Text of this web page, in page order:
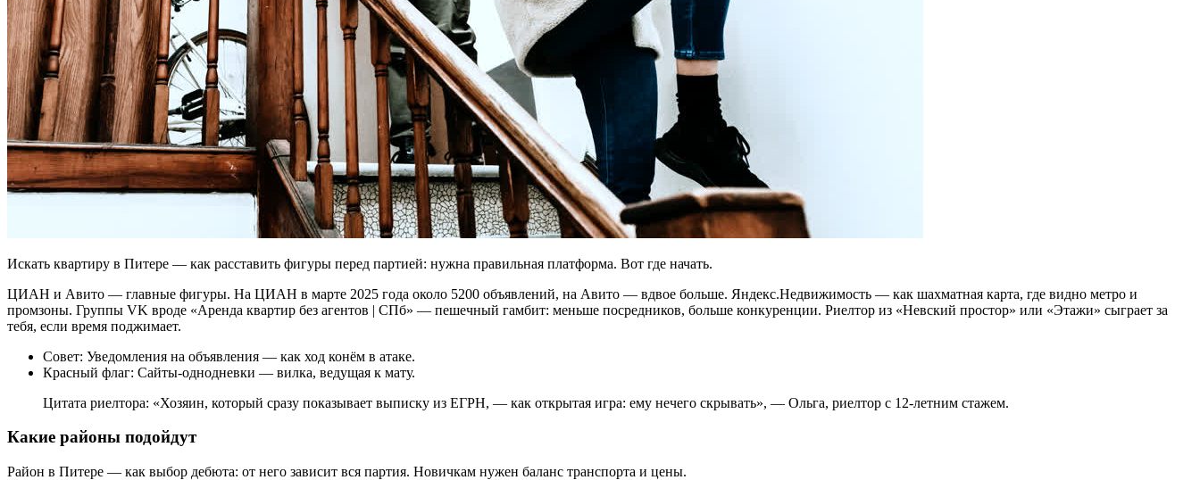
Искать квартиру в Питере — как расставить фигуры перед партией: нужна правильная платформа. Вот где начать.
ЦИАН и Авито — главные фигуры. На ЦИАН в марте 2025 года около 5200 объявлений, на Авито — вдвое больше. Яндекс.Недвижимость — как шахматная карта, где видно метро и
промзоны. Группы VK вроде «Аренда квартир без агентов | СПб» — пешечный гамбит: меньше посредников, больше конкуренции. Риелтор из «Невский простор» или «Этажи» сыграет за
тебя, если время поджимает.
Совет: Уведомления на объявления — как ход конём в атаке.
Красный флаг: Сайты-однодневки — вилка, ведущая к мату.
Цитата риелтора: «Хозяин, который сразу показывает выписку из ЕГРН, — как открытая игра: ему нечего скрывать», — Ольга, риелтор с 12-летним стажем.
Какие районы подойдут
Район в Питере — как выбор дебюта: от него зависит вся партия. Новичкам нужен баланс транспорта и цены.